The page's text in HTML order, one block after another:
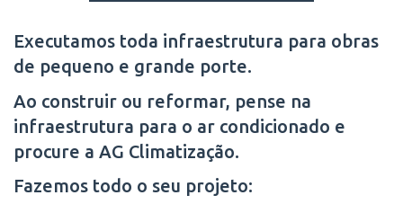
Executamos toda infraestrutura para obras
de pequeno e grande porte.
Ao construir ou reformar, pense na
infraestrutura para o ar condicionado e
procure a AG Climatização.
Fazemos todo o seu projeto: